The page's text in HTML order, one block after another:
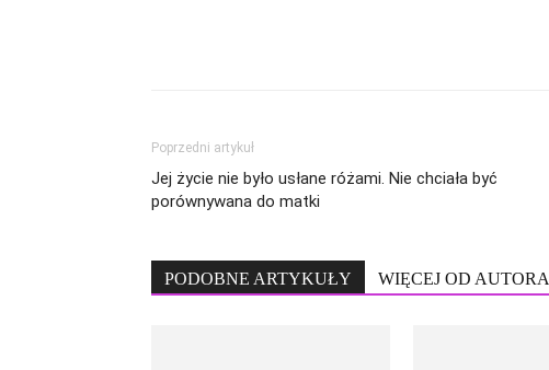
Poprzedni artykuł
Jej życie nie było usłane różami. Nie chciała być
porównywana do matki
PODOBNE ARTYKUŁY WIĘCEJ OD AUTORA